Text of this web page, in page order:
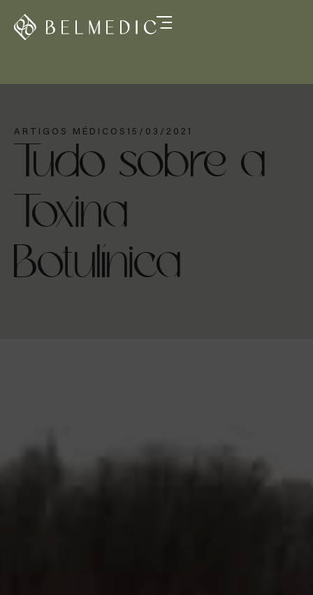
ARTIGOS MÉDICOS 15/03/2021
Tudo sobre a
Toxina
Botulínica